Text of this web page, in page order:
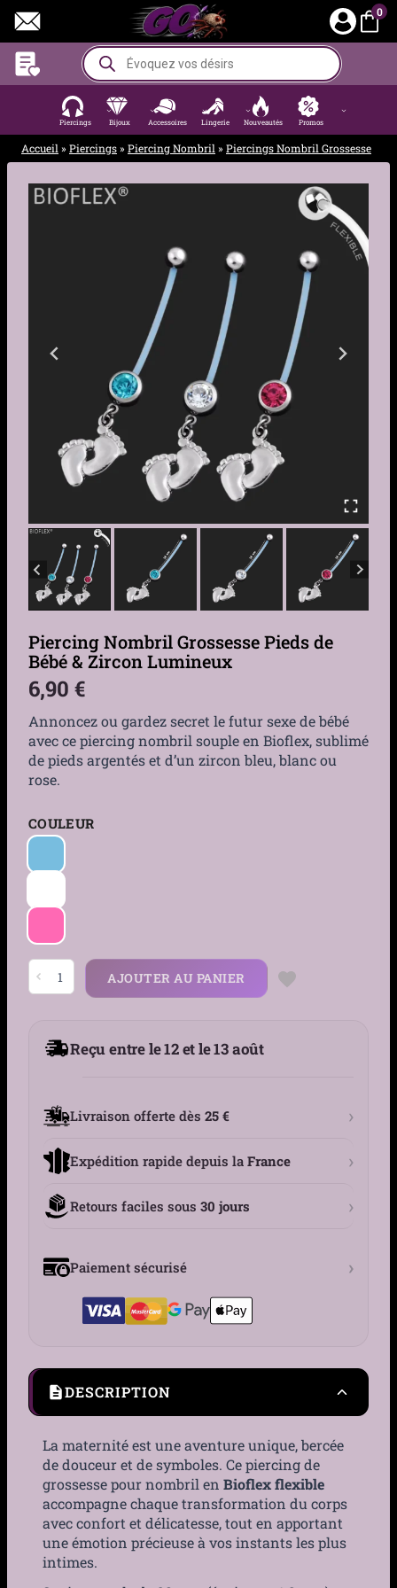
contenu
0
Recherche
de
produits
Piercings Bijoux Accessoires Lingerie Nouveautés Promos
Accueil » Piercings» Piercing Nombril » Piercings Nombril Grossesse
Piercing Nombril Grossesse Pieds de
Bébé & Zircon Lumineux
6,90 €
Annoncez ou gardez secret le futur sexe de bébé
avec ce piercing nombril souple en Bioflex, sublimé
de pieds argentés et d’un zircon bleu, blanc ou
rose.
COULEUR
quantité
de
Piercing
Lumineux
AJOUTER AU PANIER
Reçu entre le 12 et le 13 août
Livraison offerte dès 25 € ›
Expédition rapide depuis la France ›
Retours faciles sous 30 jours ›
Paiement sécurisé ›
DESCRIPTION
La maternité est une aventure unique, bercée
de douceur et de symboles. Ce piercing de
grossesse pour nombril en Bioflex flexible
accompagne chaque transformation du corps
avec confort et délicatesse, tout en apportant
une émotion précieuse à vos instants les plus
intimes.